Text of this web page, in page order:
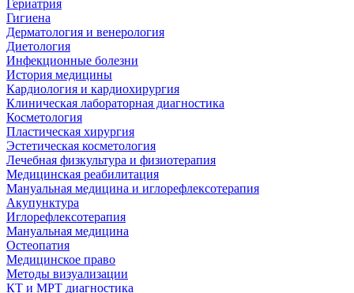
Гериатрия
Гигиена
Дерматология и венерология
Диетология
Инфекционные болезни
История медицины
Кардиология и кардиохирургия
Клиническая лабораторная диагностика
Косметология
Пластическая хирургия
Эстетическая косметология
Лечебная физкультура и физиотерапия
Медицинская реабилитация
Мануальная медицина и иглорефлексотерапия
Акупунктура
Иглорефлексотерапия
Мануальная медицина
Остеопатия
Медицинское право
Методы визуализации
КТ и МРТ диагностика